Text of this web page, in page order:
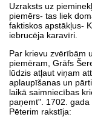
Uzraksts uz
piemērs- tas liek
faktiskos apstākļus-
iebrucēja karavīri.
Par krievu zvērībām
piemēram, Grāfs
lūdzis atļaut viņam
aplaupīšanas un
laikā saimniecības
paņemt". 1702.
Pēterim rakstīja: